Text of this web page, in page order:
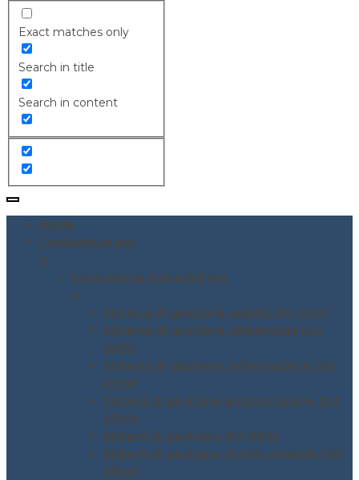
Exact matches only
Search in title
Search in content
Home
Consulenze per
▼
Consulenze Aziendali per
▼
Sistema di gestione qualità ISO 9001
Sistema di gestione ambientale ISO
14001
Sistema di gestione informazione ISO
27001
Sistemi di gestione anticorruzione ISO
37001
Sistemi di gestione ISO 3834
Sistemi di gestione rischio stradale ISO
39001